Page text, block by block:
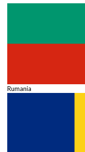
Rumania